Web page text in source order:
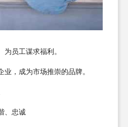
为员工谋求福利。
业，成为市场推崇的品牌。
、忠诚